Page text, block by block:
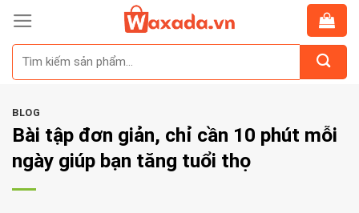
Skip
content
BLOG
Bài tập đơn giản, chỉ cần 10 phút mỗi
ngày giúp bạn tăng tuổi thọ